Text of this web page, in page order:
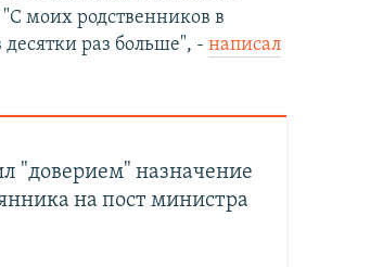
моих родственников в
раз больше", -написал
"доверием" назначение
на пост министра